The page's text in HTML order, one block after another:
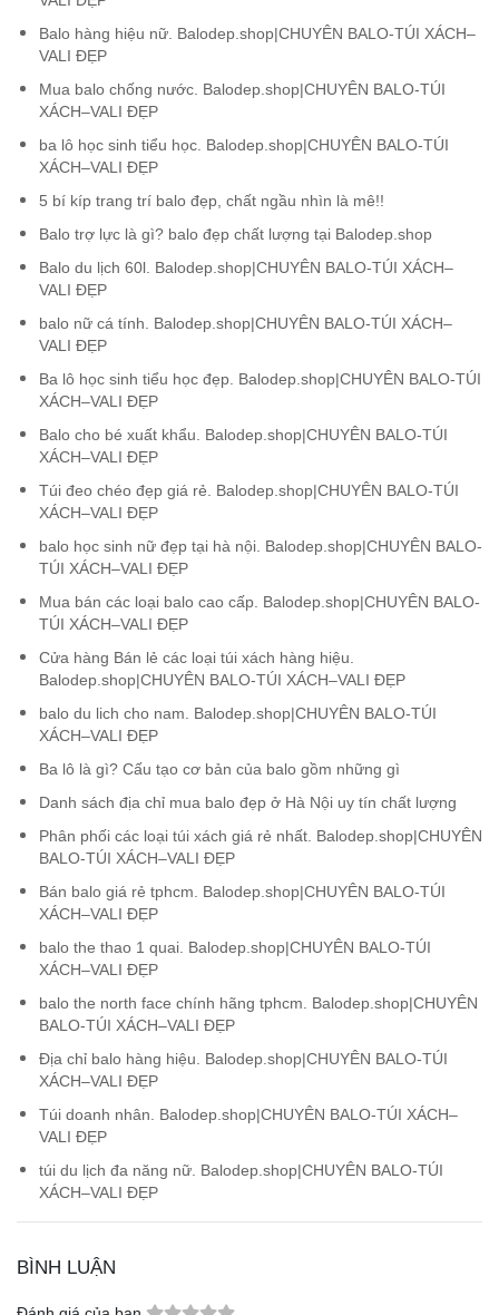
Balo hàng hiệu nữ. Balodep.shop|CHUYÊN BALO-TÚI XÁCH–
VALI ĐẸP
Mua balo chống nước. Balodep.shop|CHUYÊN BALO-TÚI
XÁCH–VALI ĐẸP
ba lô học sinh tiểu học. Balodep.shop|CHUYÊN BALO-TÚI
XÁCH–VALI ĐẸP
5 bí kíp trang trí balo đẹp, chất ngầu nhìn là mê!!
Balo trợ lực là gì? balo đẹp chất lượng tại Balodep.shop
Balo du lịch 60l. Balodep.shop|CHUYÊN BALO-TÚI XÁCH–
VALI ĐẸP
balo nữ cá tính. Balodep.shop|CHUYÊN BALO-TÚI XÁCH–
VALI ĐẸP
Ba lô học sinh tiểu học đẹp. Balodep.shop|CHUYÊN BALO-TÚI
XÁCH–VALI ĐẸP
Balo cho bé xuất khẩu. Balodep.shop|CHUYÊN BALO-TÚI
XÁCH–VALI ĐẸP
Túi đeo chéo đẹp giá rẻ. Balodep.shop|CHUYÊN BALO-TÚI
XÁCH–VALI ĐẸP
balo học sinh nữ đẹp tại hà nội. Balodep.shop|CHUYÊN BALO-
TÚI XÁCH–VALI ĐẸP
Mua bán các loại balo cao cấp. Balodep.shop|CHUYÊN BALO-
TÚI XÁCH–VALI ĐẸP
Cửa hàng Bán lẻ các loại túi xách hàng hiệu.
Balodep.shop|CHUYÊN BALO-TÚI XÁCH–VALI ĐẸP
balo du lich cho nam. Balodep.shop|CHUYÊN BALO-TÚI
XÁCH–VALI ĐẸP
Ba lô là gì? Cấu tạo cơ bản của balo gồm những gì
Danh sách địa chỉ mua balo đẹp ở Hà Nội uy tín chất lượng
Phân phối các loại túi xách giá rẻ nhất. Balodep.shop|CHUYÊN
BALO-TÚI XÁCH–VALI ĐẸP
Bán balo giá rẻ tphcm. Balodep.shop|CHUYÊN BALO-TÚI
XÁCH–VALI ĐẸP
balo the thao 1 quai. Balodep.shop|CHUYÊN BALO-TÚI
XÁCH–VALI ĐẸP
balo the north face chính hãng tphcm. Balodep.shop|CHUYÊN
BALO-TÚI XÁCH–VALI ĐẸP
Địa chỉ balo hàng hiệu. Balodep.shop|CHUYÊN BALO-TÚI
XÁCH–VALI ĐẸP
Túi doanh nhân. Balodep.shop|CHUYÊN BALO-TÚI XÁCH–
VALI ĐẸP
túi du lịch đa năng nữ. Balodep.shop|CHUYÊN BALO-TÚI
XÁCH–VALI ĐẸP
BÌNH LUẬN